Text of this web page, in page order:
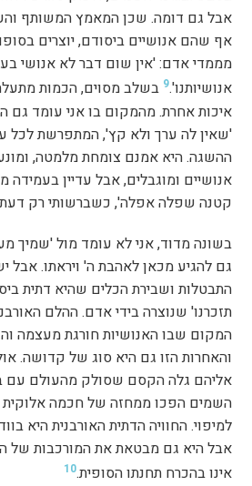
אבל גם דומה. שכן המאמץ המשותף
אף שהם אנושיים ביסודם, יוצרים
מממדי אדם: 'אין שום דבר לא אנושי
אנושיותנו'.9 בשלב מסוים, הכמות
איכות אחרת. מהמקום בו אני עומד
'שאין לה ערך ולא קץ', המתפרשת לכל
ההשגה. היא אמנם צומחת מלמטה,
אנושיים ומוגבלים, אבל עדיין בעמידה
קטנה שפלה אפלה', כשברשותי רק
בשונה מדוד, אני לא עומד מול 'שמיך
גם להגיע מכאן לאהבת ה' ויראתו. אבל
התבטלות ושבירת הכלים שהיא דתית
תזכרנו' שנוצרה בידי אדם. ההלם
המקום שבו האנושיות חורגת מעצמה
והאחרות הזו גם היא סוג של קדושה.
אליהם גלה הקסם שסולק מהעולם עם
השמים הפכו ממחזה של חכמה אלוקית
למיפוי. החוויה הדתית האורבנית היא
אבל היא גם מבטאת את המורכבות של
אינו בהכרח תחנתו הסופית.10